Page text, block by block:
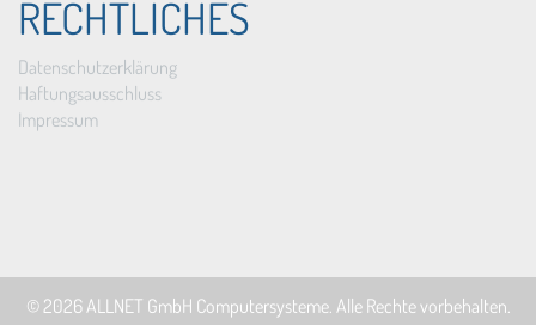
RECHTLICHES
Datenschutzerklärung
Haftungsausschluss
Impressum
© 2026ALLNET GmbH Computersysteme. Alle Rechte vorbehalten.